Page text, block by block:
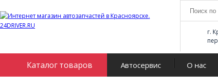
г.
Каталог товаров Автосервис О нас